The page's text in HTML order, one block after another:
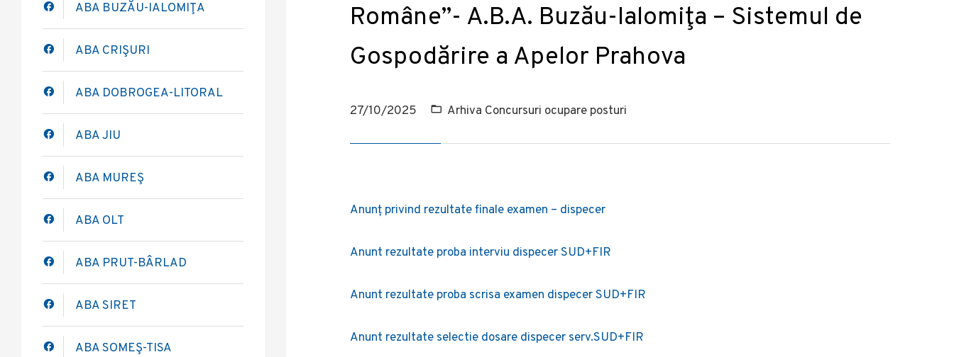
Române”- A.B.A. Buzău-Ialomiţa – Sistemul de
Gospodărire a Apelor Prahova
27/10/2025 Arhiva Concursuri ocupare posturi
Anunț privind rezultate finale examen – dispecer
Anunt rezultate proba interviu dispecer SUD+FIR
Anunt rezultate proba scrisa examen dispecer SUD+FIR
Anunt rezultate selectie dosare dispecer serv.SUD+FIR
ABA BUZĂU-IALOMIŢA
ABA CRIŞURI
ABA DOBROGEA-LITORAL
ABA JIU
ABA MUREŞ
ABA OLT
ABA PRUT-BÂRLAD
ABA SIRET
ABA SOMEŞ-TISA